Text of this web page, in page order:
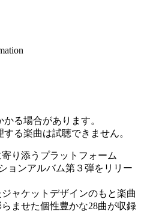
る場合があります。
る楽曲は試聴できません。
り添うプラットフォーム
ョンアルバム第３弾をリリー
ャケットデザインのもと楽曲
ませた個性豊かな28曲が収録